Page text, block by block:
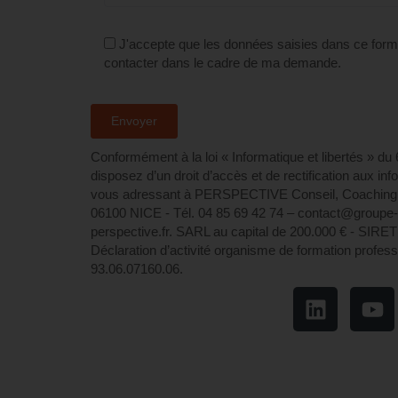
J'accepte que les données saisies dans ce
contacter dans le cadre de ma demande.
Conformément à la loi « Informatique et libertés »
disposez d’un droit d’accès et de rectification aux
vous adressant à PERSPECTIVE Conseil,
06100 NICE - Tél. 04 85 69 42 74⁩ –
perspective.fr. SARL au capital de 200.000 € -
Déclaration d’activité organisme de formation
93.06.07160.06.